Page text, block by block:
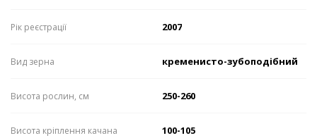
Рік реєстрації 2007
Вид зерна кременисто-зубоподібний
Висота рослин, см 250-260
Висота кріплення качана 100-105